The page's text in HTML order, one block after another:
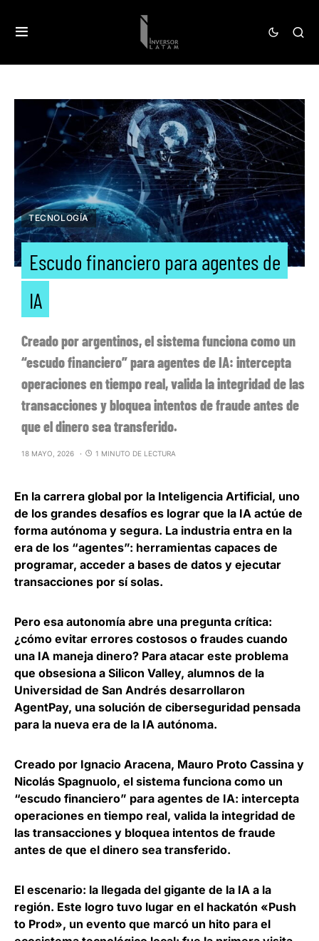
TECNOLOGÍA
Escudo financiero para agentes de
IA
Creado por argentinos, el sistema funciona como un
“escudo financiero” para agentes de IA: intercepta
operaciones en tiempo real, valida la integridad de las
transacciones y bloquea intentos de fraude antes de
que el dinero sea transferido.
18 MAYO, 2026 1 MINUTO DE LECTURA
En la carrera global por la Inteligencia Artificial, uno
de los grandes desafíos es lograr que la IA actúe de
forma autónoma y segura. La industria entra en la
era de los “agentes”: herramientas capaces de
programar, acceder a bases de datos y ejecutar
transacciones por sí solas.
Pero esa autonomía abre una pregunta crítica:
¿cómo evitar errores costosos o fraudes cuando
una IA maneja dinero? Para atacar este problema
que obsesiona a Silicon Valley, alumnos de la
Universidad de San Andrés desarrollaron
AgentPay, una solución de ciberseguridad pensada
para la nueva era de la IA autónoma.
Creado por Ignacio Aracena, Mauro Proto Cassina y
Nicolás Spagnuolo, el sistema funciona como un
“escudo financiero” para agentes de IA: intercepta
operaciones en tiempo real, valida la integridad de
las transacciones y bloquea intentos de fraude
antes de que el dinero sea transferido.
El escenario: la llegada del gigante de la IA a la
región. Este logro tuvo lugar en el hackatón «Push
to Prod», un evento que marcó un hito para el